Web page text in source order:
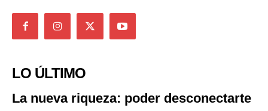
LO ÚLTIMO
La nueva riqueza: poder desconectarte